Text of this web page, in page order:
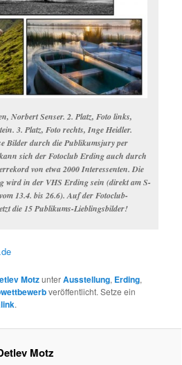
Norbert Senser. 2. Platz, Foto links,
3. Platz, Foto rechts, Inge Heidler.
Bilder durch die Publikumsjury per
sich der Fotoclub Erding auch durch
von etwa 2000 Interessenten. Die
wird in der VHS Erding sein (direkt am S-
13.4. bis 26.6). Auf der Fotoclub-
die 15 Publikums-Lieblingsbilder!
MotzunterAusstellung, Erding,
veröffentlicht. Setze ein
.
Motz